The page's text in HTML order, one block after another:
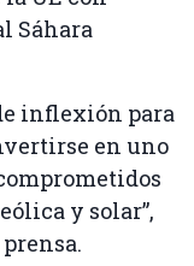
Sáhara
inflexión para
en uno
y solar”,